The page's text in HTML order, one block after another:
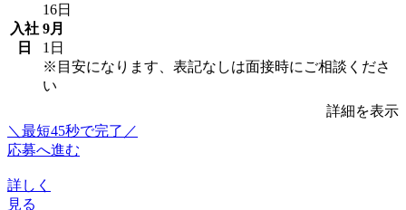
入社
日
16日
9月
1日
※目安になります、表記なしは面接時にご相談くださ
い
詳細を表示
＼最短45秒で完了／
応募へ進む
詳しく
見る